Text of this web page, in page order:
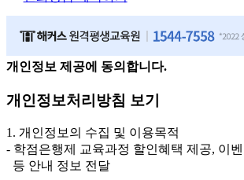
개인정보 제공에 동의합니다.
개인정보처리방침 보기
1. 개인정보의 수집 및 이용목적
- 학점은행제 교육과정 할인혜택 제공, 이
등 안내 정보 전달